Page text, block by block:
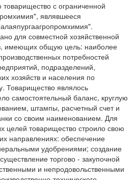
с ограниченной
являвшееся
для совместной хозяйственной
имеющих общую цель: наиболее
потребностей
подразделений,
хозяйств и населения по
Товарищество являлось
самостоятельный баланс, круглую
штампы, расчетный счет и
со своим наименованием. Для
целей товарищество строило свою
направлениях: обеспечение
удобрениями; создание
торгово - закупочной
и непродовольственными